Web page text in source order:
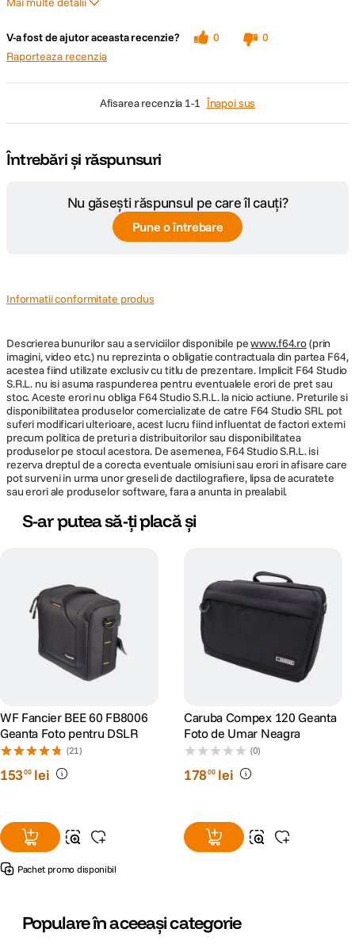
Interior adaptabil, material de calitate.
Contra
V-a fost de ajutor aceasta recenzie? 0
0
Raporteaza recenzia
afisarea recenzia 1-1 Înapoi sus
Întrebări și răspunsuri
Nu găsești răspunsul pe care îl cauți?
Pune o întrebare
Informatii conformitate produs
Descrierea bunurilor sau a serviciilor disponibile pewww.f64.ro(prin
imagini, video etc.) nu reprezinta o obligatie contractuala din partea F64,
acestea fiind utilizate exclusiv cu titlu de prezentare. Implicit F64 Studio
S.R.L. nu isi asuma raspunderea pentru eventualele erori de pret sau
stoc. Aceste erori nu obliga F64 Studio S.R.L. la nicio actiune. Preturile si
disponibilitatea produselor comercializate de catre F64 Studio SRL pot
suferi modificari ulterioare, acest lucru fiind influentat de factori externi
precum politica de preturi a distribuitorilor sau disponibilitatea
produselor pe stocul acestora. De asemenea, F64 Studio S.R.L. isi
rezerva dreptul de a corecta eventuale omisiuni sau erori in afisare care
pot surveni in urma unor greseli de dactilografiere, lipsa de acuratete
sau erori ale produselor software, fara a anunta in prealabil.
S-ar putea să-ți placă și
WF Fancier BEE 60 FB8006
Geanta Foto pentru DSLR
(21)
15300 lei
Pachet promo disponibil
Caruba Compex 120 Geanta
Foto de Umar Neagra
(0)
17800 lei
Populare în aceeași categorie